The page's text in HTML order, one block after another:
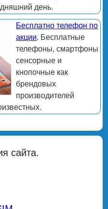
день.
Бесплатно телефон по
акции. Бесплатные
телефоны, смартфоны
сенсорные и
кнопочные как
брендовых
производителей
сайта.